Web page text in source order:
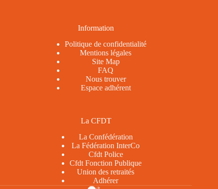
Information
Politique de confidentialité
Mentions légales
Site Map
FAQ
Nous trouver
Espace adhérent
La CFDT
La Confédération
La Fédération InterCo
Cfdt Police
Cfdt Fonction Publique
Union des retraités
Adhérer